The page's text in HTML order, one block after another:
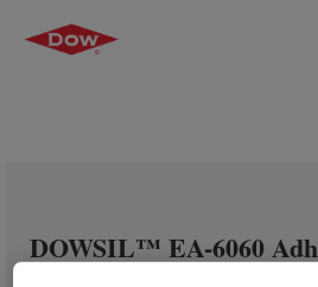
DOWSIL™ EA-6060